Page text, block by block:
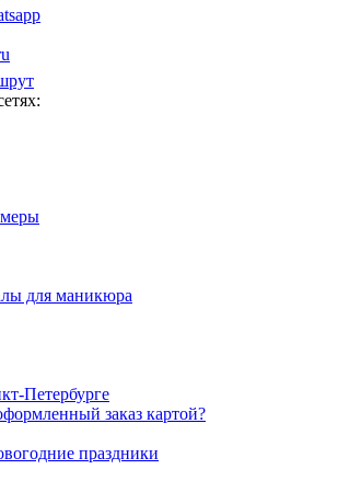
для маникюра
Петербурге
заказ картой?
праздники